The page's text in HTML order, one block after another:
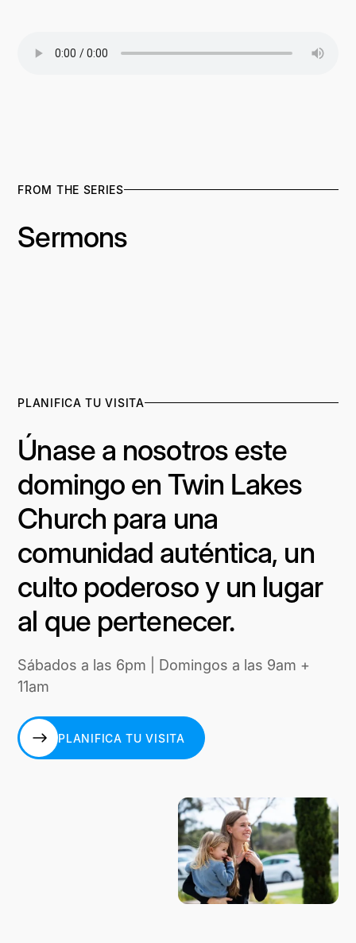
FROM THE SERIES
Sermons
PLANIFICA TU VISITA
Únase a nosotros este
domingo en Twin Lakes
Church para una
comunidad auténtica, un
culto poderoso y un lugar
al que pertenecer.
Sábados a las 6pm | Domingos a las 9am +
11am
PLANIFICA TU VISITA